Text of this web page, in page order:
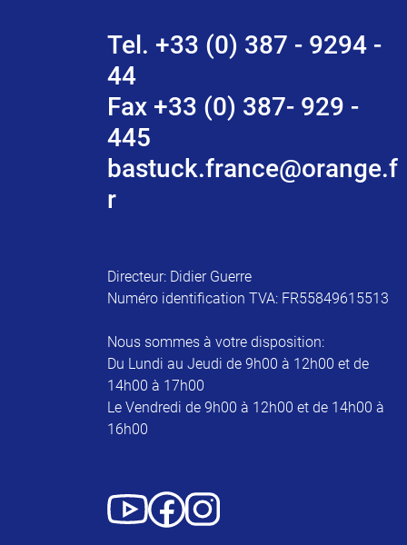
Tel. +33 (0) 387 - 9294 -
44
Fax +33 (0) 387- 929 -
445
bastuck.france@orange.f
r
Directeur: Didier Guerre
Numéro identification TVA: FR55849615513
Nous sommes à votre disposition:
Du Lundi au Jeudi de 9h00 à 12h00 et de
14h00 à 17h00
Le Vendredi de 9h00 à 12h00 et de 14h00 à
16h00